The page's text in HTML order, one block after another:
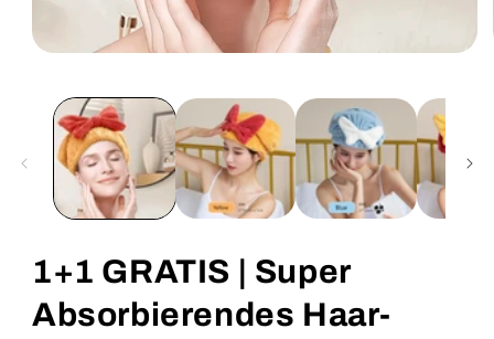
Modal
öffnen
1+1 GRATIS | Super
Absorbierendes Haar-